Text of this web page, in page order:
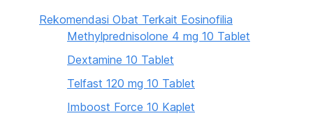
Rekomendasi Obat Terkait Eosinofilia
Methylprednisolone 4 mg 10 Tablet
Dextamine 10 Tablet
Telfast 120 mg 10 Tablet
Imboost Force 10 Kaplet